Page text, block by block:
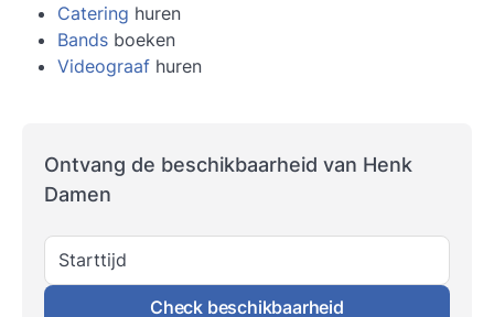
Catering huren
Bands boeken
Videograaf huren
Ontvang de beschikbaarheid van Henk
Damen
Starttijd
Check beschikbaarheid